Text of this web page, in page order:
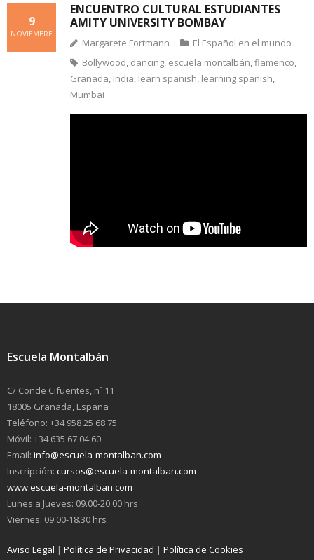
ENCUENTRO CULTURAL ESTUDIANTES
AMITY UNIVERSITY BOMBAY
9
NOVIEMBRE
Margarete Fortmann
El Español en el mundo
Bollywood, dancing, escuela montalbán,flamenco,
Granada, India, learn spanish, learning spanish,
Mumbai
Escuela Montalbán
C/ Conde Cifuentes, nº 11
18005 Granada, España
Teléfono: +34 958 25 68 75
Móvil: +34 635 67 04 60
Email: info@escuela-montalban.com
Inscripción: cursos@escuela-montalban.com
www.escuela-montalban.com
Lunes a Jueves: 09.00-20.00 hrs
Viernes: 09.00-18.30 hrs
Aviso Legal | Política de Privacidad | Política de Cookies